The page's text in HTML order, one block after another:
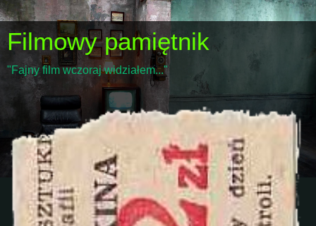
Filmowy pamiętnik
"Fajny film wczoraj widziałem..."